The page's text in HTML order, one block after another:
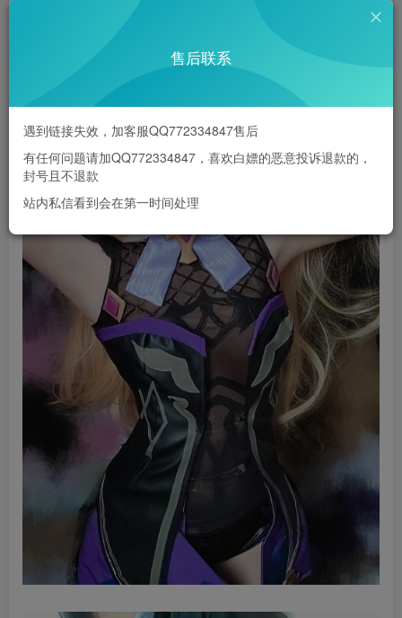
售后联系
遇到链接失效，加客服QQ772334847售后
有任何问题请加QQ772334847，喜欢白嫖的恶意投诉退款的，
封号且不退款
站内私信看到会在第一时间处理